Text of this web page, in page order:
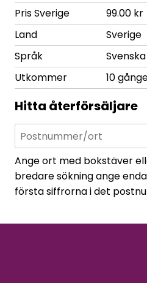
Pris Sverige
99.00 kr
Land
Sverige
Språk
Svenska
Utkommer
10
Hitta återförsäljare
Ange ort med bokstäver
bredare sökning ange
första siffrorna i det